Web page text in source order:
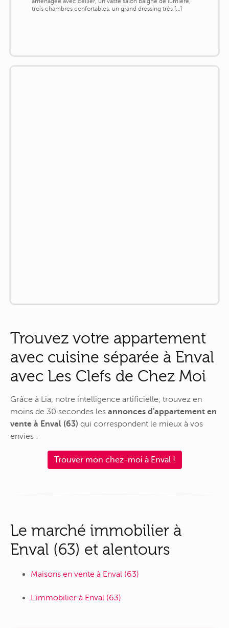
trois chambres confortables, un grand dressing très [...]
Trouvez votre appartement
avec cuisine séparée à Enval
avec Les Clefs de Chez Moi
Grâce à Lia, notre intelligence artificielle, trouvez en
moins de 30 secondes les annonces d'appartement en
vente à Enval (63) qui correspondent le mieux à vos
envies :
Trouver mon chez-moi à Enval !
Le marché immobilier à
Enval (63) et alentours
Maisons en vente à Enval (63)
L'immobilier à Enval (63)